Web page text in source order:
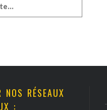
RÉSEAUX
: